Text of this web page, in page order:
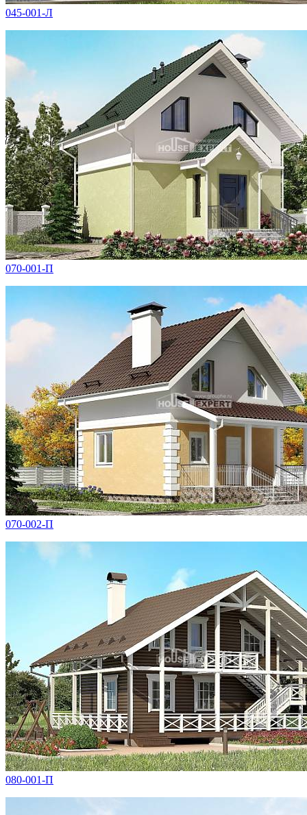
045-001-Л
070-001-П
070-002-П
080-001-П